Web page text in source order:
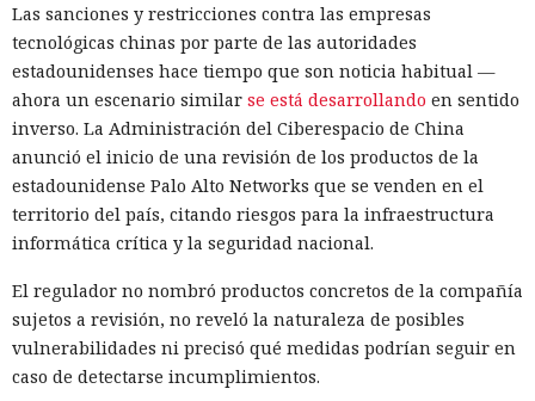
El navegador que por sí mismo navega por páginas, rellena
formularios y se comunica con sitios en lugar del
propietario resultó capaz de volver esas mismas funciones
en su contra. En la conferencia de ciberseguridad Black Hat,
Las sanciones y restricciones contra las empresas
tecnológicas chinas por parte de las autoridades
estadounidenses hace tiempo que son noticia habitual —
ahora un escenario similar se está desarrollando en sentido
inverso. La Administración del Ciberespacio de China
anunció el inicio de una revisión de los productos de la
estadounidense Palo Alto Networks que se venden en el
territorio del país, citando riesgos para la infraestructura
informática crítica y la seguridad nacional.
El regulador no nombró productos concretos de la compañía
sujetos a revisión, no reveló la naturaleza de posibles
vulnerabilidades ni precisó qué medidas podrían seguir en
caso de detectarse incumplimientos.